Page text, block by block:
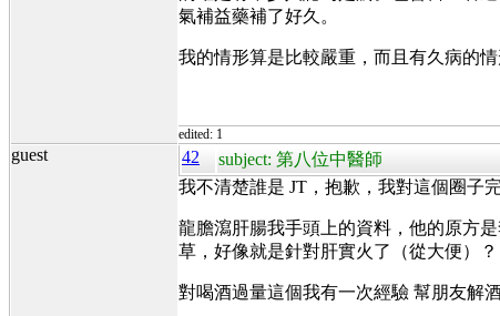
氣補益藥補了好久。
我的情形算是比較嚴重，而且有久病的
edited: 1
guest 42 subject: 第八位中醫師
我不清楚誰是 JT，抱歉，我對這個圈子
龍膽瀉肝腸我手頭上的資料，他的原方
草，好像就是針對肝實火了（從大便）？
對喝酒過量這個我有一次經驗 幫朋友解